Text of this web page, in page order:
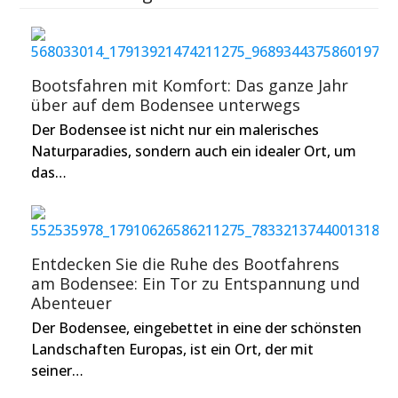
Bootsfahren mit Komfort: Das ganze Jahr
über auf dem Bodensee unterwegs
Der Bodensee ist nicht nur ein malerisches
Naturparadies, sondern auch ein idealer Ort, um
das…
Entdecken Sie die Ruhe des Bootfahrens
am Bodensee: Ein Tor zu Entspannung und
Abenteuer
Der Bodensee, eingebettet in eine der schönsten
Landschaften Europas, ist ein Ort, der mit
seiner…